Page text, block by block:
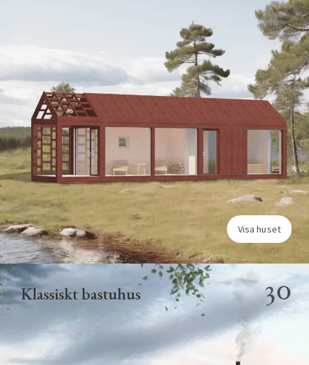
Visa huset
Klassiskt bastuhus 30